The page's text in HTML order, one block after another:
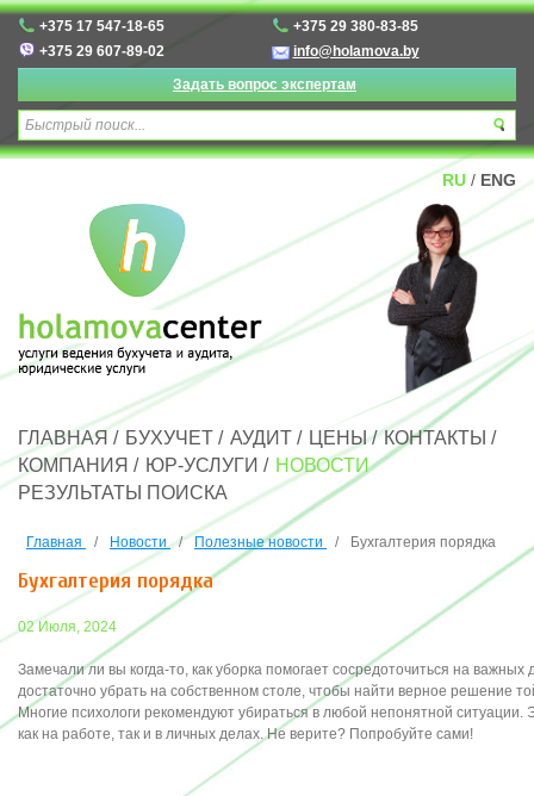
+375 17 547-18-65
+375 29 380-83-85
+375 29 607-89-02
info@holamova.by
Задать вопрос экспертам
RU / ENG
ГЛАВНАЯ / /
БУХУЧЕТ /
АУДИТ /
ЦЕНЫ /
КОНТАКТЫ
/
КОМПАНИЯ /
ЮР-УСЛУГИ
НОВОСТИ
РЕЗУЛЬТАТЫ ПОИСКА
Главная / Новости / Полезные новости / Бухгалтерия порядка
Бухгалтерия порядка
02 Июля, 2024
Замечали ли вы когда-то, как уборка помогает сосредоточиться на важных
достаточно убрать на собственном столе, чтобы найти верное решение
Многие психологи рекомендуют убираться в любой непонятной
как на работе, так и в личных делах. Не верите? Попробуйте сами!